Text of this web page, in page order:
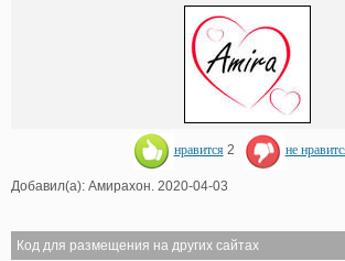
нравится 2 не
Добавил(а): Амирахон. 2020-04-03
Код для размещения на других сайтах